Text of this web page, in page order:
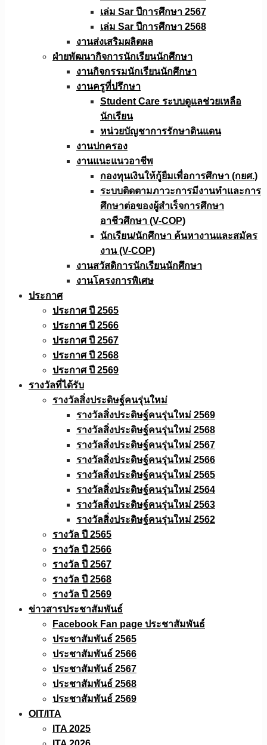
เล่ม Sar ปีการศึกษา 2567
เล่ม Sar ปีการศึกษา 2568
งานส่งเสริมผลิตผล
ฝ่ายพัฒนากิจการนักเรียนนักศึกษา
งานกิจกรรมนักเรียนนักศึกษา
งานครูที่ปรึกษา
Student Care ระบบดูแลช่วยเหลือ
นักเรียน
หน่วยบัญชาการรักษาดินแดน
งานปกครอง
งานแนะแนวอาชีพ
กองทุนเงินให้กู้ยืมเพื่อการศึกษา (กยศ.)
ระบบติดตามภาวะการมีงานทำและการ
ศึกษาต่อของผู้สำเร็จการศึกษา
อาชีวศึกษา (V-COP)
นักเรียน/นักศึกษา ค้นหางานและสมัคร
งาน (V-COP)
งานสวัสดิการนักเรียนนักศึกษา
งานโครงการพิเศษ
ประกาศ
ประกาศ ปี 2565
ประกาศ ปี 2566
ประกาศ ปี 2567
ประกาศ ปี 2568
ประกาศ ปี 2569
รางวัลที่ได้รับ
รางวัลสิ่งประดิษฐ์คนรุ่นใหม่
รางวัลสิ่งประดิษฐ์คนรุ่นใหม่ 2569
รางวัลสิ่งประดิษฐ์คนรุ่นใหม่ 2568
รางวัลสิ่งประดิษฐ์คนรุ่นใหม่ 2567
รางวัลสิ่งประดิษฐ์คนรุ่นใหม่ 2566
รางวัลสิ่งประดิษฐ์คนรุ่นใหม่ 2565
รางวัลสิ่งประดิษฐ์คนรุ่นใหม่ 2564
รางวัลสิ่งประดิษฐ์คนรุ่นใหม่ 2563
รางวัลสิ่งประดิษฐ์คนรุ่นใหม่ 2562
รางวัล ปี 2565
รางวัล ปี 2566
รางวัล ปี 2567
รางวัล ปี 2568
รางวัล ปี 2569
ข่าวสารประชาสัมพันธ์
Facebook Fan page ประชาสัมพันธ์
ประชาสัมพันธ์ 2565
ประชาสัมพันธ์ 2566
ประชาสัมพันธ์ 2567
ประชาสัมพันธ์ 2568
ประชาสัมพันธ์ 2569
OIT/ITA
ITA 2025